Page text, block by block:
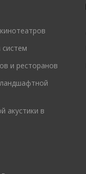
систем
и ресторанов
акустики в